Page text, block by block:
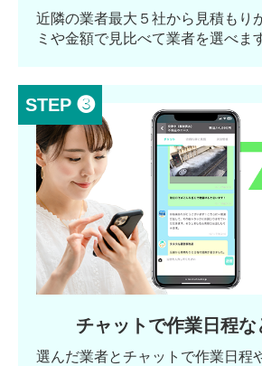
近隣の業者最大５社から見積もり
ミや金額で見比べて業者を選べま
STEP ❸
チャットで作業日程な
選んだ業者とチャットで作業日程